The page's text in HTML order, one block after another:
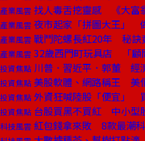
產業風雲 找人毒舌挖靈感 《大富
產業風雲 夜市起家「拼圖大王」
產業風雲 戰鬥陀螺長紅20年 秘訣
產業風雲 32歲西門町玩具店 「顧
投資焦點 川普．習近平．郭董 經
投資焦點 美股軟體、網路稱王 美
投資焦點 外資狂喊陸股「便宜」
投資焦點 台股買黑不買紅 中小型
科技風雲 紅包錢拿來敗 8款最潮